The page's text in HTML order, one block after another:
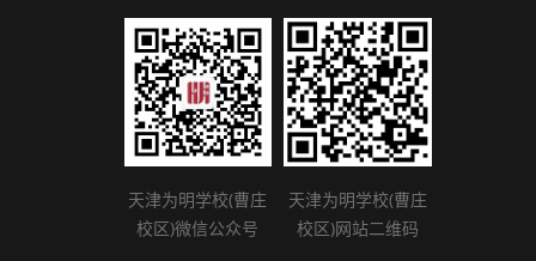
天津为明学校(曹庄
校区)微信公众号
天津为明学校(曹庄
校区)网站二维码